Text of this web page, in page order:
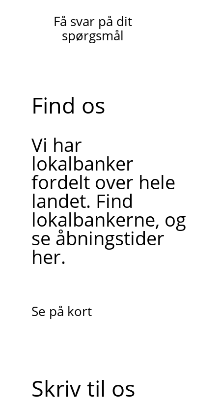
Få svar på dit
spørgsmål
Find os
Vi har
lokalbanker
fordelt over hele
landet. Find
lokalbankerne, og
se åbningstider
her.
Se på kort
Skriv til os